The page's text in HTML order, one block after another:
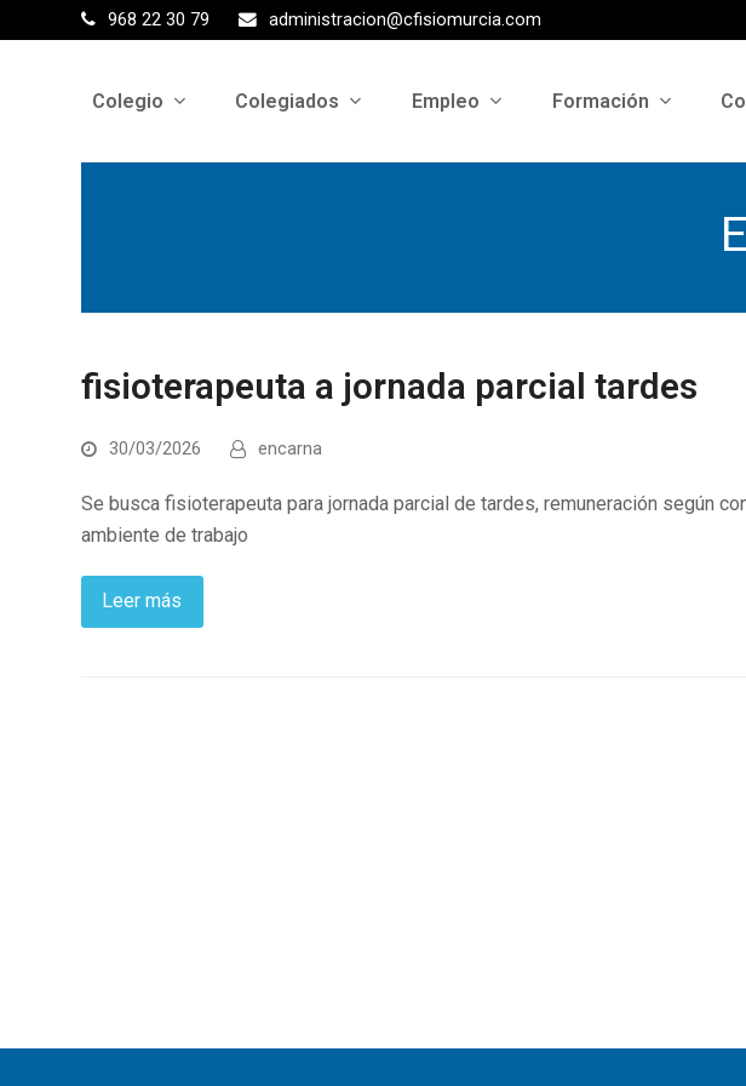
968 22 30 79 administracion@cfisiomurcia.com
Colegio Colegiados Empleo Formación
fisioterapeuta a jornada parcial tardes
30/03/2026 encarna
Se busca fisioterapeuta para jornada parcial de tardes, remuneración según
ambiente de trabajo
Leer más